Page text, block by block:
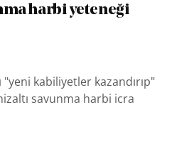
harbi yeteneği
"yeni kabiliyetler kazandırıp"
savunma harbi icra